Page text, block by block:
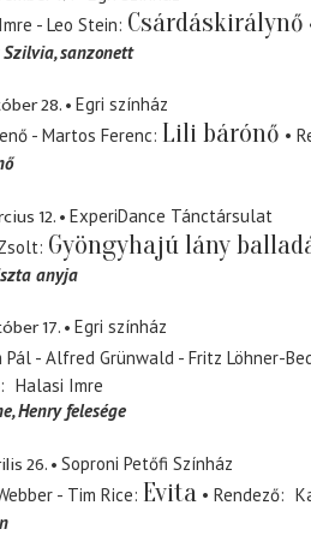
- Leo Stein Csárdáskirálynő
Szilvia sanzonett
28.
Egri színház
- Martos Ferenc Lili bárónő
12.
ExperiDance Tánctársulat
Gyöngyhajú lány
anyja
17.
Egri színház
Pál - Alfred Grünwald - Fritz Löhner-
Halasi Imre
Henry felesége
26.
Soproni Petőfi Színház
- Tim Rice Evita Rendező